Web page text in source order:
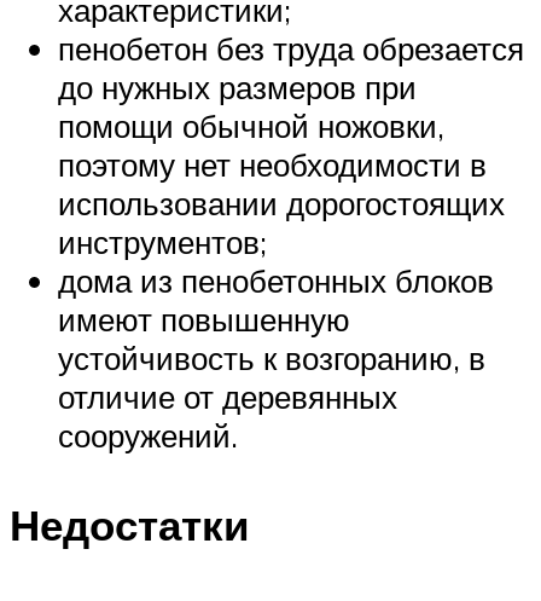
характеристики;
пенобетон без труда обрезается
до нужных размеров при
помощи обычной ножовки,
поэтому нет необходимости в
использовании дорогостоящих
инструментов;
дома из пенобетонных блоков
имеют повышенную
устойчивость к возгоранию, в
отличие от деревянных
сооружений.
Недостатки